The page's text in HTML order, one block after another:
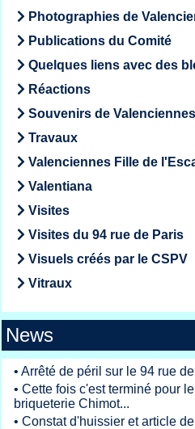
Photographies de
Publications du Comité
Quelques liens avec des
Réactions
Souvenirs de Valenciennes
Travaux
Valenciennes Fille de
Valentiana
Visites
Visites du 94 rue de Paris
Visuels créés par le CSPV
Vitraux
News
• Arrêté de péril sur le 94 rue
• Cette fois c'est terminé pour
briqueterie Chimot...
• Constat d'huissier et article